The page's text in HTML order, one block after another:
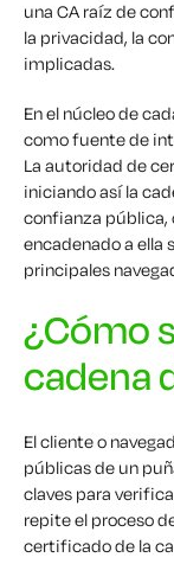
una CA raíz de
la privacidad, la
implicadas.
En el núcleo de
como fuente de
La autoridad de
iniciando así la
confianza pública,
encadenado a ella
principales
¿Cómo
cadena
El cliente o
públicas de un
claves para
repite el proceso
certificado de la